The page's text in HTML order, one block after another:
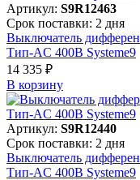
Артикул: S9R12463
Срок поставки: 2 дня
Выключатель
Тип-AC 400В Systeme9
14 335 ₽
В корзинy
Артикул: S9R12440
Срок поставки: 2 дня
Выключатель
Тип-AC 400В Systeme9